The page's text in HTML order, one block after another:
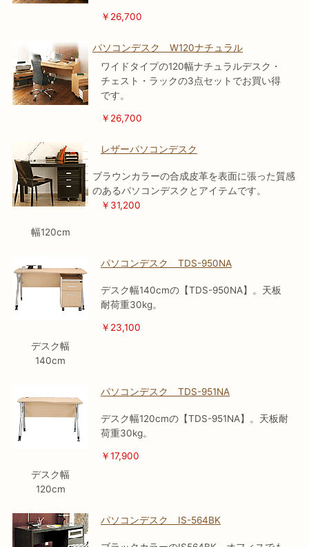
￥26,700
パソコンデスク W120ナチュラル
ワイドタイプの120幅ナチュラルデスク・
チェスト・ラックの3点セットでお買い得
です。
￥26,700
幅120cm
レザーパソコンデスク
ブラウンカラーの合成皮革を表面に張った質感
のあるパソコンデスクとアイテムです。
￥31,200
デスク幅
140cm
パソコンデスク TDS-950NA
デスク幅140cmの【TDS-950NA】。天板
耐荷重30kg。
￥23,100
デスク幅
120cm
パソコンデスク TDS-951NA
デスク幅120cmの【TDS-951NA】。天板耐
荷重30kg。
￥17,900
パソコンデスク IS-564BK